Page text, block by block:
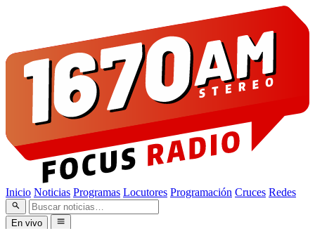
Inicio Noticias Programas Locutores Programación Cruces Redes
En vivo